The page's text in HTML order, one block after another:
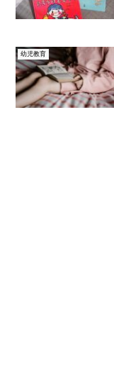
幼児教育